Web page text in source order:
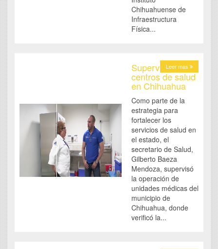
Chihuahuense de
Infraestructura
Física...
Leer mas
Supervisa Salud
centros de salud
en Chihuahua
Como parte de la
estrategia para
fortalecer los
servicios de salud en
el estado, el
secretario de Salud,
Gilberto Baeza
Mendoza, supervisó
la operación de
unidades médicas del
municipio de
Chihuahua, donde
verificó la...